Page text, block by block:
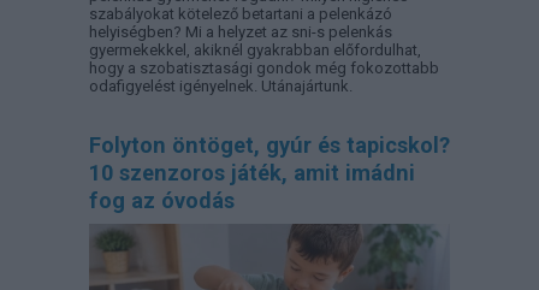
szabályokat kötelező betartani a pelenkázó
helyiségben? Mi a helyzet az sni-s pelenkás
gyermekekkel, akiknél gyakrabban előfordulhat,
hogy a szobatisztasági gondok még fokozottabb
odafigyelést igényelnek. Utánajártunk.
Folyton öntöget, gyúr és tapicskol?
10 szenzoros játék, amit imádni
fog az óvodás